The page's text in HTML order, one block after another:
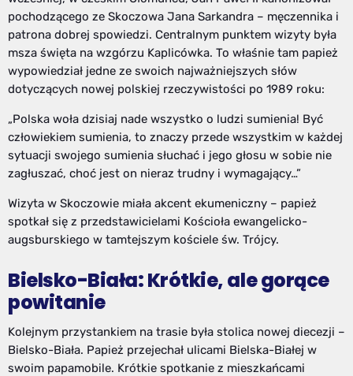
pochodzącego ze Skoczowa Jana Sarkandra – męczennika i
patrona dobrej spowiedzi. Centralnym punktem wizyty była
msza święta na wzgórzu Kaplicówka. To właśnie tam papież
wypowiedział jedne ze swoich najważniejszych słów
dotyczących nowej polskiej rzeczywistości po 1989 roku:
„Polska woła dzisiaj nade wszystko o ludzi sumienia! Być
człowiekiem sumienia, to znaczy przede wszystkim w każdej
sytuacji swojego sumienia słuchać i jego głosu w sobie nie
zagłuszać, choć jest on nieraz trudny i wymagający…”
Wizyta w Skoczowie miała akcent ekumeniczny – papież
spotkał się z przedstawicielami Kościoła ewangelicko-
augsburskiego w tamtejszym kościele św. Trójcy.
Bielsko-Biała: Krótkie, ale gorące
powitanie
Kolejnym przystankiem na trasie była stolica nowej diecezji –
Bielsko-Biała. Papież przejechał ulicami Bielska-Białej w
swoim papamobile. Krótkie spotkanie z mieszkańcami